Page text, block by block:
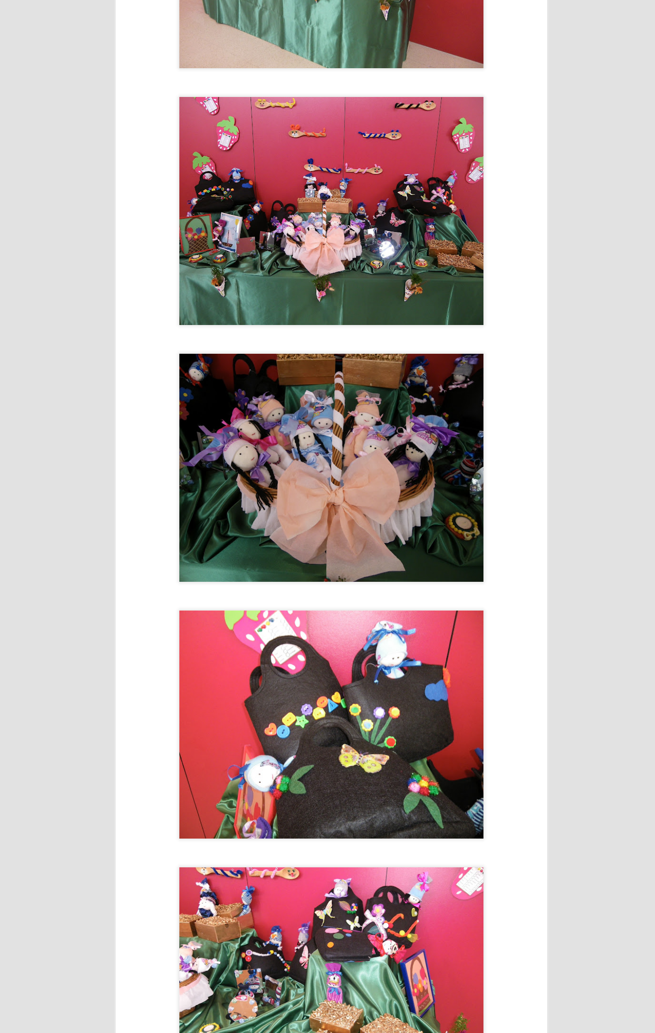
Se elaboran principalmente con un queso fresco llamado tvorog (que puedes sustituir por ricota o requesón),
huevo y harina. Quedan crujientes por fuera, suaves por dentro y se sirven calientes.
En nuestro centro las servimos con una presentación diferente: en copa, combinadas con requesón
cremoso, mermelada y un toque crujiente de granola.
27
Hoy estrenamos libro en el Club de Lectura Fácil, se trata de la novela "La amaba" de Anna Gavalda.
La Amaba es una novela de Anna Gavalda que narra la historia de Pierre, un rico industrial de sesenta y
cinco años, y Chloé, su joven nuera. La trama se desarrolla en un fin de semana en la casa de campo
familiar, donde ambos personajes se encuentran en un momento crucial de sus vidas.
JUL TALLER DE JABONES
💖¡¡¡ El taller de jabones vuelve a llenar de creatividad nuestro centro !!! 💖
En el centro de día hemos retomado una de las actividades que más les gustan: el taller de elaboración de
jabones artesanales.
Cada participante elaborará un jabón que llevará a casa el día 7 de septiembre con motivo del Día de
Asturias.
CONCURSO FACEBOOK. Ganadores julio
Este mes ha ganado nuestro concurso de Facebook, La Asociación de Vecinos de Vega-La Camocha
JUL
21
UN DIA DE PLAYA PARA TODOS
Hoy disfrutamos de una jornada muy especial en la Playa de Poniente, donde cada persona pudo vivir
la experiencia del mar de acuerdo con sus gustos, deseos y capacidades.
Para algunos, el plan perfecto fue sentir el agua en los pies y disfrutar tranquilamente de la orilla. Otros se
animaron a dar un paso más y disfrutaron de un baño completo.
La diversidad de capacidades no fue un impedimento para disfrutar de mar.
20
ESPAÑA CAMPEONES DEL MUNDO 2026
Después de 16 años, España ha vuelto a conquistar el Mundial masculino al derrotar a Argentina por
1-0 en la final disputada ayer, consiguiendo así su segunda estrella mundialista.
Para conmemorar este gran éxito, hemos salido al jardín para compartir un agradable piscolabis y disfrutar
de un rato de convivencia, alegría y muchas conversaciones sobre el campeonato.
TERAPIA MUSICAL PERSONALIZADA. Mercedes
Mercedes lleva tiempo participando en la Terapia Musical Personalizada. Ésta intervención terapéutica
constituye un recurso no farmacológico orientado a favorecer el bienestar integral de la persona.
A lo largo del proceso se observa que la musicoterapia contribuye a la regulación emocional, así mismo,
estimula funciones cognitivas como la atención, la memoria, la orientación y la capacidad de concentración,
ayudando a mantener la actividad cognitiva.
EL SENIOR PRIX DEL VERANO
¡¡Cuarto año consecutivo celebrando nuestro divertido y esperado Senior Prix del verano!!
Risas, juegos y mucha energía para dar la bienvenida a esta estación con el mejor espíritu.
13
ACOMPAÑAMIENTO A RECURSOS COMUNITARIOS: RENOVACION DEL DNI
Hoy acompañamos a Javi, usuario del centro de día, a renovar el DNI. El hecho va mucho más allá de
realizar un trámite administrativo. Es una actividad de apoyo a la autonomía personal, inclusión social
y participación comunitaria.
Supone:
Fomentar la autonomía, ayudando a la persona a gestionar un documento esencial para ejercer sus
derechos. Promover la inclusión social, facilitando que participe en servicios y recursos de la comunidad de
forma normalizada.
JUL
10
CUMPLEAÑOS
🎉🎂 ¡Nuestra querida Leni cumple 76 años! 🎂🎉
Hoy hemos celebrado en el Centro de Día el 76 cumpleaños de nuestra querida Leni, una fecha muy
especial que hemos compartido con alegría, cariño y muchas felicitaciones.